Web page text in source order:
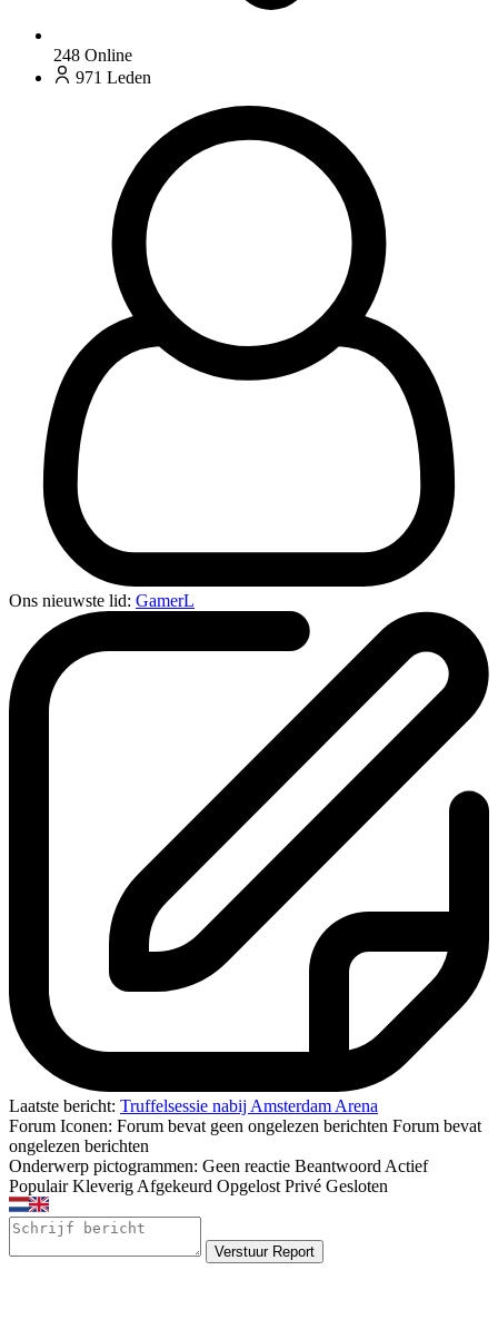
248 Online
971 Leden
Ons nieuwste lid: GamerL
Laatste bericht: Truffelsessie nabij Amsterdam Arena
Forum Iconen: Forum bevat geen ongelezen berichten Forum bevat
ongelezen berichten
Onderwerp pictogrammen: Geen reactie Beantwoord Actief
Populair Kleverig Afgekeurd Opgelost Privé Gesloten